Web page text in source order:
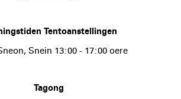
Tentoanstellingen
Snein 13:00 - 17:00 oere
Tagong